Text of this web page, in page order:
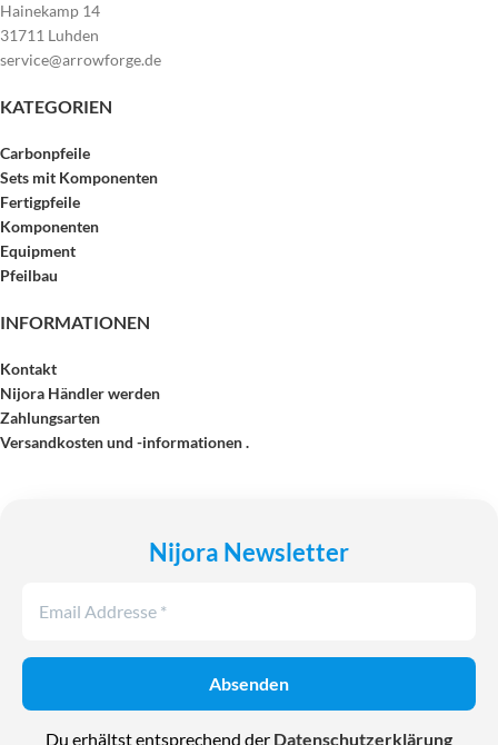
Hainekamp 14
31711 Luhden
service@arrowforge.de
KATEGORIEN
Carbonpfeile
Sets mit Komponenten
Fertigpfeile
Komponenten
Equipment
Pfeilbau
INFORMATIONEN
Kontakt
Nijora Händler werden
Zahlungsarten
Versandkosten und -informationen .
Nijora Newsletter
Du erhältst entsprechend der Datenschutzerklärung